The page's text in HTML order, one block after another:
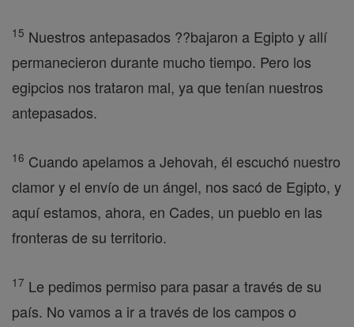
15 Nuestros antepasados ??bajaron a Egipto y allí
permanecieron durante mucho tiempo. Pero los
egipcios nos trataron mal, ya que tenían nuestros
antepasados.
16 Cuando apelamos a Jehovah, él escuchó nuestro
clamor y el envío de un ángel, nos sacó de Egipto, y
aquí estamos, ahora, en Cades, un pueblo en las
fronteras de su territorio.
17 Le pedimos permiso para pasar a través de su
país. No vamos a ir a través de los campos o